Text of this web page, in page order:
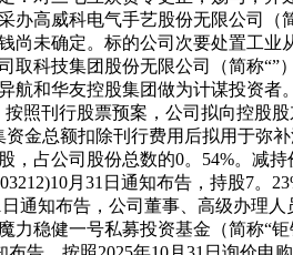
办高威科电气手艺股份无限公司
尚未确定。标的公司次要处置工业
取科技集团股份无限公司（简称
航和华友控股集团做为计谋投资
照刊行股票预案，公司拟向控股
金总额扣除刊行费用后拟用于弥
，占公司股份总数的0。54%。减
月31日通知布告，持股7
日通知布告，公司董事、高级办理
力稳健一号私募投资基金（简称“